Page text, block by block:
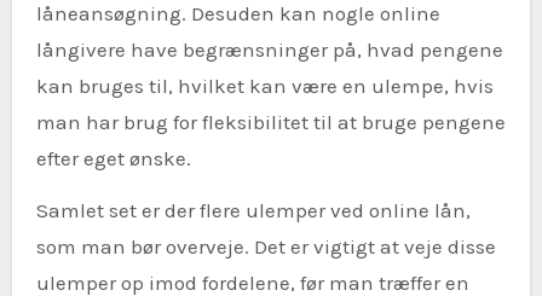
låneansøgning. Desuden kan nogle online
långivere have begrænsninger på, hvad pengene
kan bruges til, hvilket kan være en ulempe, hvis
man har brug for fleksibilitet til at bruge pengene
efter eget ønske.
Samlet set er der flere ulemper ved online lån,
som man bør overveje. Det er vigtigt at veje disse
ulemper op imod fordelene, før man træffer en